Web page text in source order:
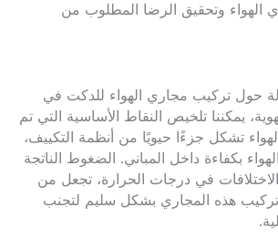
الهواء وتحقيق الرضا المطلوب من
حول تركيب مجاري الهواء للدكت في
يمكننا تلخيص النقاط الأساسية التي تم
تشكل جزءًا حيويًا من أنظمة التكييف،
بكفاءة داخل المباني. الضغوط الناتجة
في درجات الحرارة، تجعل من
هذه المجاري بشكل سليم لتجنب